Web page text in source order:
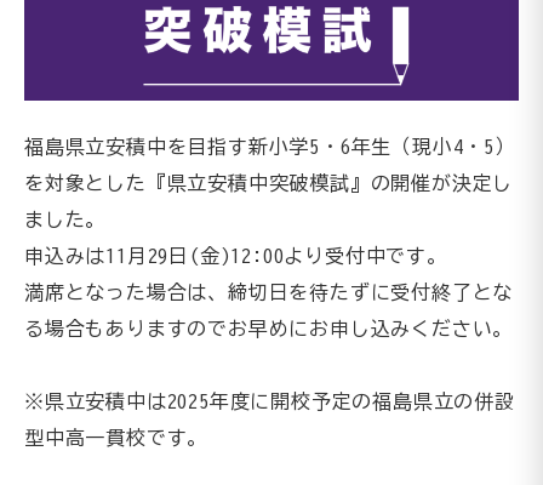
福島県立安積中を目指す新小学5・6年生（現小4・5）
を対象とした『県立安積中突破模試』の開催が決定し
ました。
申込みは11月29日(金)12:00より受付中です。
満席となった場合は、締切日を待たずに受付終了とな
る場合もありますのでお早めにお申し込みください。
※県立安積中は2025年度に開校予定の福島県立の併設
型中高一貫校です。